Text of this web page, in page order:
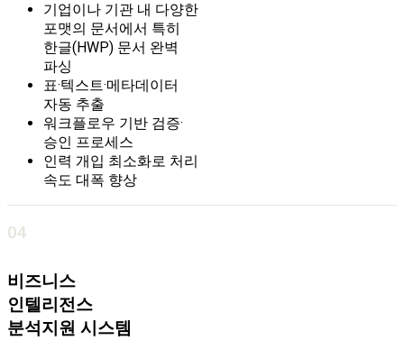
기업이나 기관 내 다양한
포맷의 문서에서 특히
한글(HWP) 문서 완벽
파싱
표·텍스트·메타데이터
자동 추출
워크플로우 기반 검증·
승인 프로세스
인력 개입 최소화로 처리
속도 대폭 향상
04
비즈니스
인텔리전스
분석지원 시스템